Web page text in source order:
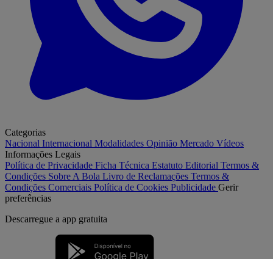
Categorias
Nacional Internacional Modalidades Opinião Mercado Vídeos
Informações Legais
Política de Privacidade Ficha Técnica Estatuto Editorial Termos &
Condições Sobre A Bola Livro de Reclamações Termos &
Condições Comerciais Política de Cookies Publicidade Gerir
preferências
Descarregue a app gratuita